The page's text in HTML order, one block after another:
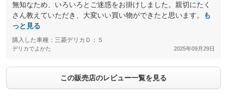
無知なため、いろいろとご迷惑をお掛けしました。親切にたく
さん教えていただき、大変いい買い物ができたと思います。
も
っと見る
購入した車種：三菱デリカＤ：５
デリカでよかた 2025年09月29日
この販売店のレビュー一覧を見る